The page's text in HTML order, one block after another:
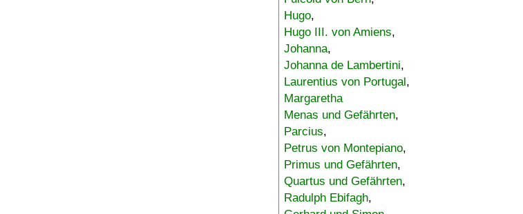
Hugo,
Hugo III. von Amiens,
Johanna,
Johanna de Lambertini,
Laurentius von Portugal,
Margaretha
Menas und Gefährten,
Parcius,
Petrus von Montepiano,
Primus und Gefährten,
Quartus und Gefährten,
Radulph Ebifagh,